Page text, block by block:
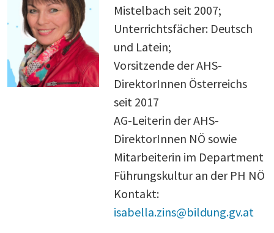
Mistelbach seit 2007;
Unterrichtsfächer: Deutsch
und Latein;
Vorsitzende der AHS-
DirektorInnen Österreichs
seit 2017
AG-Leiterin der AHS-
DirektorInnen NÖ sowie
Mitarbeiterin im Department
Führungskultur an der PH NÖ
Kontakt:
isabella.zins@bildung.gv.at